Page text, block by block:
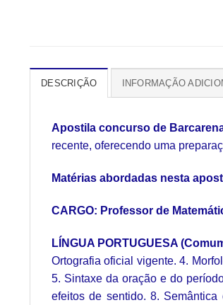
DESCRIÇÃO INFORMAÇÃO
Apostila concurso de
recente, oferecendo uma
Matérias abordadas nesta
CARGO: Professor de
LÍNGUA PORTUGUESA
Ortografia oficial vigente. 4.
5. Sintaxe da oração e do
efeitos de sentido. 8.